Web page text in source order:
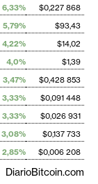
6,33%
$0,227 868
5,79%
$93,43
4,22%
$14,02
4,0%
$1,39
3,47%
$0,428 853
3,33%
$0,091 448
3,33%
$0,026 931
3,08%
$0,137 733
2,85% $0,006 208
DiarioBitcoin.com